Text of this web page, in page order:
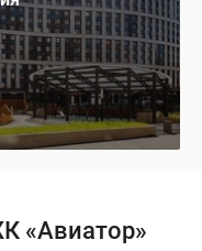
«Авиатор»